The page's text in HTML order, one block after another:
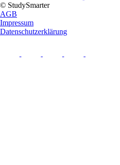
© StudySmarter
AGB
Impressum
Datenschutzerklärung